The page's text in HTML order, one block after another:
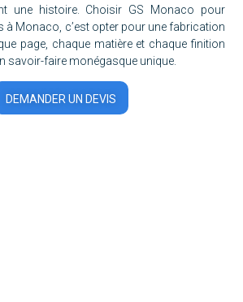
une histoire. Choisir GS Monaco pour
à Monaco, c’est opter pour une fabrication
page, chaque matière et chaque finition
savoir-faire monégasque unique.
DEMANDER UN DEVIS